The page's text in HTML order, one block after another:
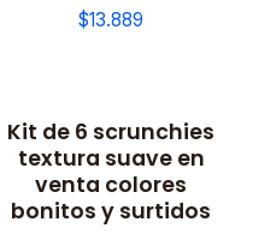
$13.889
Kit de 6 scrunchies
textura suave en
venta colores
bonitos y surtidos